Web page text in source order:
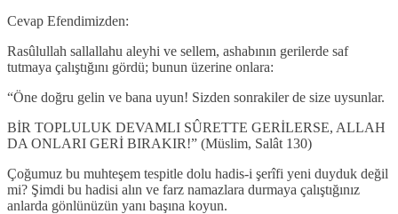
Cevap Efendimizden:
Rasûlullah sallallahu aleyhi ve sellem, ashabının gerilerde saf
tutmaya çalıştığını gördü; bunun üzerine onlara:
“Öne doğru gelin ve bana uyun! Sizden sonrakiler de size uysunlar.
BİR TOPLULUK DEVAMLI SÛRETTE GERİLERSE, ALLAH
DA ONLARI GERİ BIRAKIR!” (Müslim, Salât 130)
Çoğumuz bu muhteşem tespitle dolu hadis-i şerîfi yeni duyduk değil
mi? Şimdi bu hadisi alın ve farz namazlara durmaya çalıştığınız
anlarda gönlünüzün yanı başına koyun.